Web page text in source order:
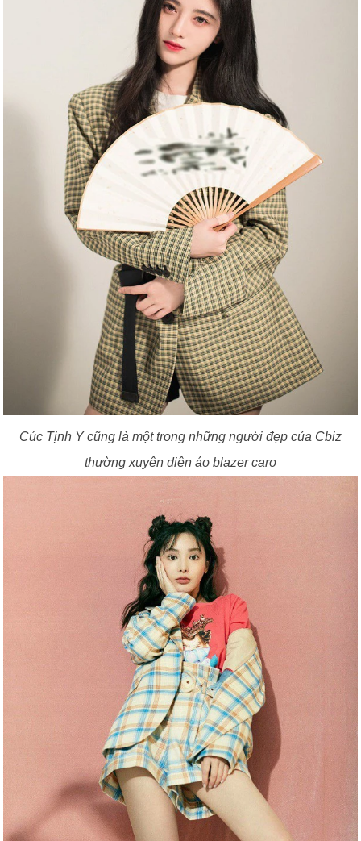
Cúc Tịnh Y cũng là một trong những người đẹp của Cbiz
thường xuyên diện áo blazer caro